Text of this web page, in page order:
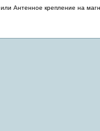
или Антенное крепление на